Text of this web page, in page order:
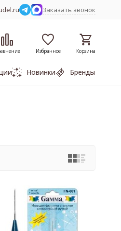
Заказать звонок
Избранное Корзина
Новинки Бренды